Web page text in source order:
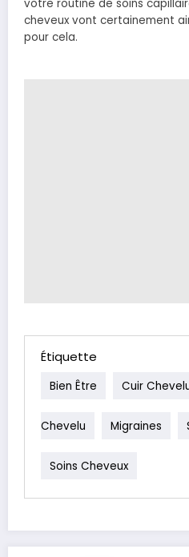
votre routine de soins
cheveux vont certainement
pour cela.
Étiquette
Bien Être Cuir
Chevelu Migraines
Soins Cheveux